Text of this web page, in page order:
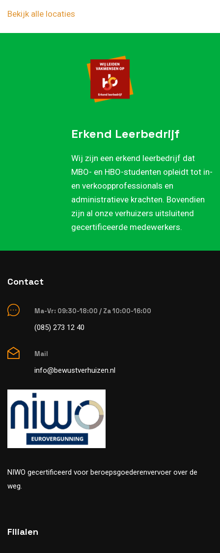
Bekijk alle locaties
Erkend Leerbedrijf
Wij zijn een erkend leerbedrijf dat
MBO- en HBO-studenten opleidt tot in-
en verkoopprofessionals en
administratieve krachten. Bovendien
zijn al onze verhuizers uitsluitend
gecertificeerde medewerkers.
Contact
Ma-Vr: 09:30-18:00 / Za 10:00-16:00
(085) 273 12 40
Mail
info@bewustverhuizen.nl
NIWO gecertificeerd voor beroepsgoederenvervoer over de
weg.
Filialen